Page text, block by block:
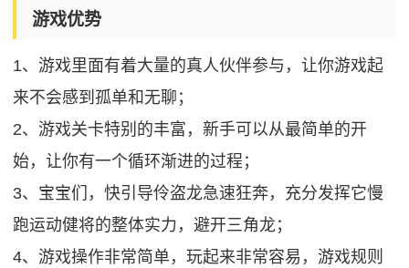
游戏优势
1、游戏里面有着大量的真人伙伴参与，让你游戏起
来不会感到孤单和无聊；
2、游戏关卡特别的丰富，新手可以从最简单的开
始，让你有一个循环渐进的过程；
3、宝宝们，快引导伶盗龙急速狂奔，充分发挥它慢
跑运动健将的整体实力，避开三角龙；
4、游戏操作非常简单，玩起来非常容易，游戏规则